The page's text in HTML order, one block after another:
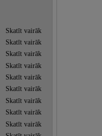
Skatīt vairāk
Skatīt vairāk
Skatīt vairāk
Skatīt vairāk
Skatīt vairāk
Skatīt vairāk
Skatīt vairāk
Skatīt vairāk
Skatīt vairāk